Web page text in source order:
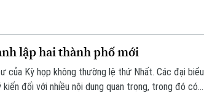
lập hai thành phố mới
của Kỳ họp không thường lệ thứ Nhất. Các đại biểu
đối với nhiều nội dung quan trọng, trong đó có